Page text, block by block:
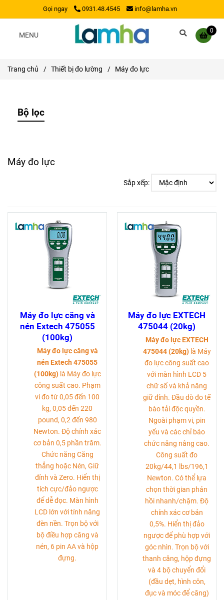
Gọi ngay 0931.48.4545 info@lamha.vn
0
MENU
Trang chủ / Thiết bị đo lường / Máy đo lực
Bộ lọc
Máy đo lực
Sắp xếp:
Máy đo lực căng và
nén Extech 475055
(100kg)
Máy đo lực căng và
nén Extech 475055
(100kg)là Máy đo lực
công suất cao. Phạm
vi đo từ 0,05 đến 100
kg, 0,05 đến 220
pound, 0,2 đến 980
Newton. Độ chính xác
cơ bản 0,5 phần trăm.
Chức năng Căng
thẳng hoặc Nén, Giữ
đỉnh và Zero. Hiển thị
tích cực/đảo ngược
để dễ đọc. Màn hình
LCD lớn với tính năng
đèn nền. Trọn bộ với
bộ điều hợp căng và
nén, 6 pin AA và hộp
đựng.
Máy đo lực EXTECH
475044 (20kg)
Máy đo lực EXTECH
475044 (20kg)là Máy
đo lực công suất cao
với màn hình LCD 5
chữ số và khả năng
giữ đỉnh. Đầu dò đo tế
bào tải độc quyền.
Ngoài phạm vi, pin
yếu và các chỉ báo
chức năng nâng cao.
Công suất đo
20kg/44,1 lbs/196,1
Newton. Có thể lựa
chọn thời gian phản
hồi nhanh/chậm. Độ
chính xác cơ bản
0,5%. Hiển thị đảo
ngược để phù hợp với
góc nhìn. Trọn bộ với
thanh căng, hộp đựng
và 4 bộ chuyển đổi
(đầu dẹt, hình côn,
đục và móc để căng)